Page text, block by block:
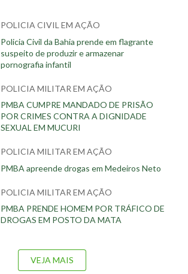
POLICIA CIVIL EM AÇÃO
Policia Civil da Bahia prende em flagrante
suspeito de produzir e armazenar
pornografia infantil
POLICIA MILITAR EM AÇÃO
PMBA CUMPRE MANDADO DE PRISÃO
POR CRIMES CONTRA A DIGNIDADE
SEXUAL EM MUCURI
POLICIA MILITAR EM AÇÃO
PMBA apreende drogas em Medeiros Neto
POLICIA MILITAR EM AÇÃO
PMBA PRENDE HOMEM POR TRÁFICO DE
DROGAS EM POSTO DA MATA
VEJA MAIS